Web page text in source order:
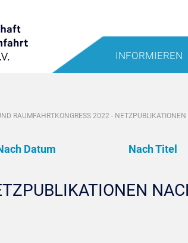
INFORMIEREN
RAUMFAHRTKONGRESS 2022 - NETZPUBLIKATIONEN
Datum Nach Titel